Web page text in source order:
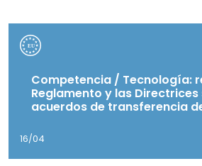
Competencia / Tecnología:
Reglamento y las
acuerdos de transferencia
16/04